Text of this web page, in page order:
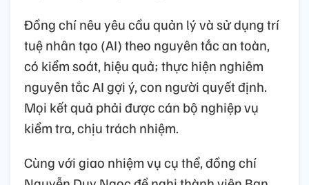
Đồng chí nêu yêu cầu quản lý và sử dụng trí
tuệ nhân tạo (AI) theo nguyên tắc an toàn,
có kiểm soát, hiệu quả; thực hiện nghiêm
nguyên tắc AI gợi ý, con người quyết định.
Mọi kết quả phải được cán bộ nghiệp vụ
kiểm tra, chịu trách nhiệm.
Cùng với giao nhiệm vụ cụ thể, đồng chí